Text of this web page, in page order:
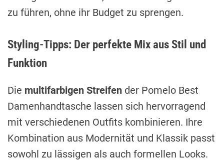
zu führen, ohne ihr Budget zu sprengen.
Styling-Tipps: Der perfekte Mix aus Stil und
Funktion
Die multifarbigen Streifen der Pomelo Best
Damenhandtasche lassen sich hervorragend
mit verschiedenen Outfits kombinieren. Ihre
Kombination aus Modernität und Klassik passt
sowohl zu lässigen als auch formellen Looks.